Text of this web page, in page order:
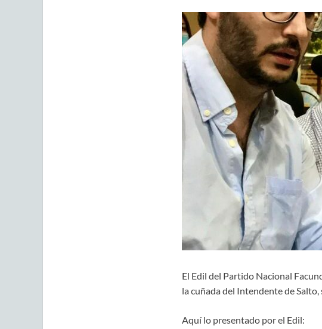
El Edil del Partido Nacional
la cuñada del Intendente de
Aquí lo presentado por el Edil: